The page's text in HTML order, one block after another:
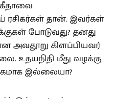
ரசிகர்கள் தான். இவர்கள்
போடுவது? தனது
அவதூறு கிளப்பியவர்
உதயநிதி மீது வழக்கு
இல்லையா?